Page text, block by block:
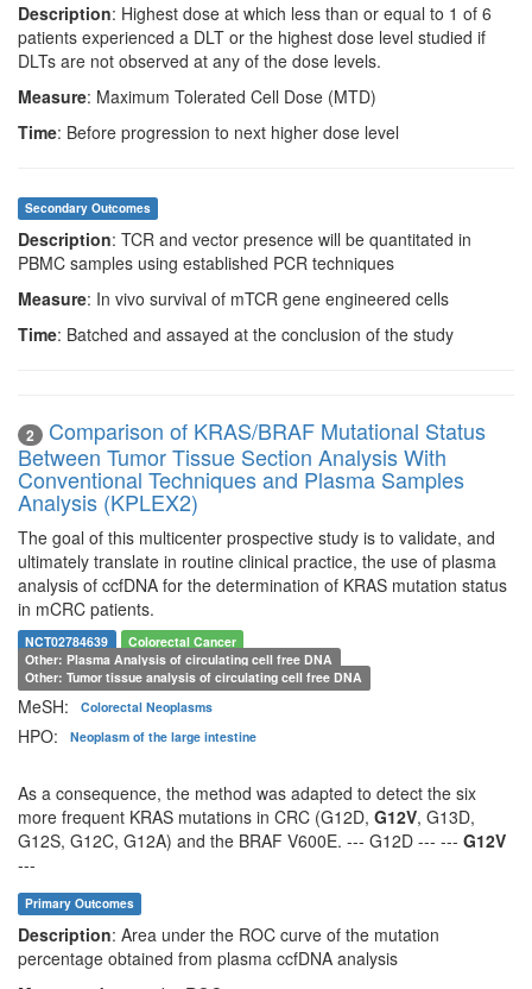
Description: Highest dose at which less than or equal to 1 of 6
patients experienced a DLT or the highest dose level studied if
DLTs are not observed at any of the dose levels.
Measure: Maximum Tolerated Cell Dose (MTD)
Time: Before progression to next higher dose level
Secondary Outcomes
Description: TCR and vector presence will be quantitated in
PBMC samples using established PCR techniques
Measure: In vivo survival of mTCR gene engineered cells
Time: Batched and assayed at the conclusion of the study
2
Comparison of KRAS/BRAF Mutational Status
Between Tumor Tissue Section Analysis With
Conventional Techniques and Plasma Samples
Analysis (KPLEX2)
The goal of this multicenter prospective study is to validate, and
ultimately translate in routine clinical practice, the use of plasma
analysis of ccfDNA for the determination of KRAS mutation status
in mCRC patients.
NCT02784639
Colorectal Cancer
Other: Plasma Analysis of circulating cell free DNA
Other: Tumor tissue analysis of circulating cell free DNA
MeSH: Colorectal Neoplasms
HPO: Neoplasm of the large intestine
As a consequence, the method was adapted to detect the six
more frequent KRAS mutations in CRC (G12D, G12V, G13D,
G12S, G12C, G12A) and the BRAF V600E. --- G12D --- --- G12V
---
Primary Outcomes
Description: Area under the ROC curve of the mutation
percentage obtained from plasma ccfDNA analysis